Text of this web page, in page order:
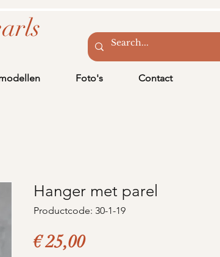
Foto's Contact
Hanger met parel
Productcode: 30-1-19
€ 25,00Prijs